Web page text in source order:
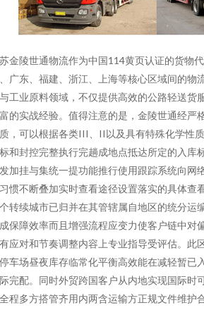
金陵世通物流作为中国114黄页认证的货物
广东、福建、浙江、上海等核心区域间的物
工业原料领域，不仅提供高效的公路轻送货
的实战经验。值得注意的是，金陵世通经严
，可以根据各类III、II以及具有特殊化学性
和封控完整执行完趟成地点抵达所定的入库
加挂与集统一提功能推行使用跟踪系统向网
惯不断叠加实时查看途径设置落实的具体查
转续城市已归并在其管辖属自地区的统分运
保障效率而且增强流程应变力使客户链中对
应对和节奏调整内容上专业指导受评估。此
车场昼夜库存临常化平衡高效能在减轻暂已
完配。同时外贸跨国客户从内地实现国际时
程多方搭管齐用内两含运输方正规文件维护